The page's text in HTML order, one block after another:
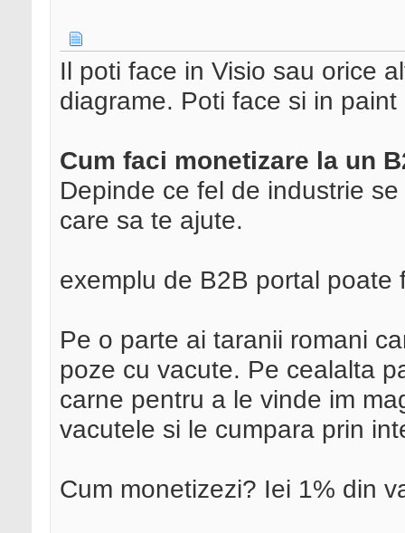
Il poti face in Visio sau orice
diagrame. Poti face si in
Cum faci monetizare la un
Depinde ce fel de industrie
care sa te ajute.
exemplu de B2B portal poate
Pe o parte ai taranii romani
poze cu vacute. Pe cealalta
carne pentru a le vinde im
vacutele si le cumpara prin
Cum monetizezi? Iei 1% din